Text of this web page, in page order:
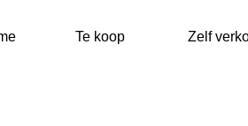
Te koop Zelf